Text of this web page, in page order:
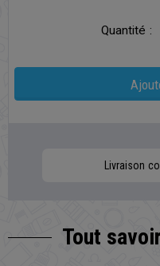
Quantité :
Livraison
Tout